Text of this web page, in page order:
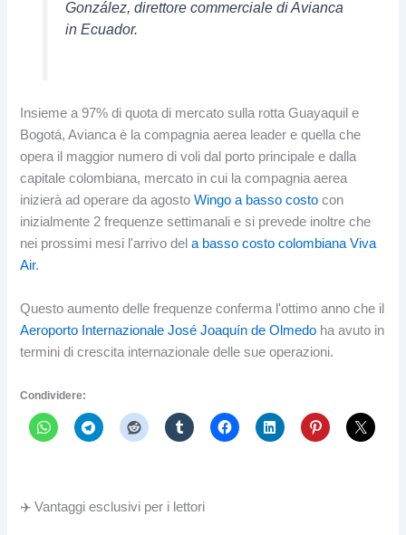
González, direttore commerciale di Avianca
in Ecuador.
Insieme a 97% di quota di mercato sulla rotta Guayaquil e
Bogotá, Avianca è la compagnia aerea leader e quella che
opera il maggior numero di voli dal porto principale e dalla
capitale colombiana, mercato in cui la compagnia aerea
inizierà ad operare da agostoWingo a basso costo con
inizialmente 2 frequenze settimanali e si prevede inoltre che
nei prossimi mesi l'arrivo dela basso costo colombiana Viva
Air.
Questo aumento delle frequenze conferma l'ottimo anno che il
Aeroporto Internazionale José Joaquín de Olmedo ha avuto in
termini di crescita internazionale delle sue operazioni.
Condividere:
✈️ Vantaggi esclusivi per i lettori